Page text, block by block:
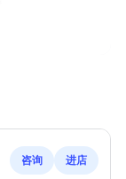
咨询 进店